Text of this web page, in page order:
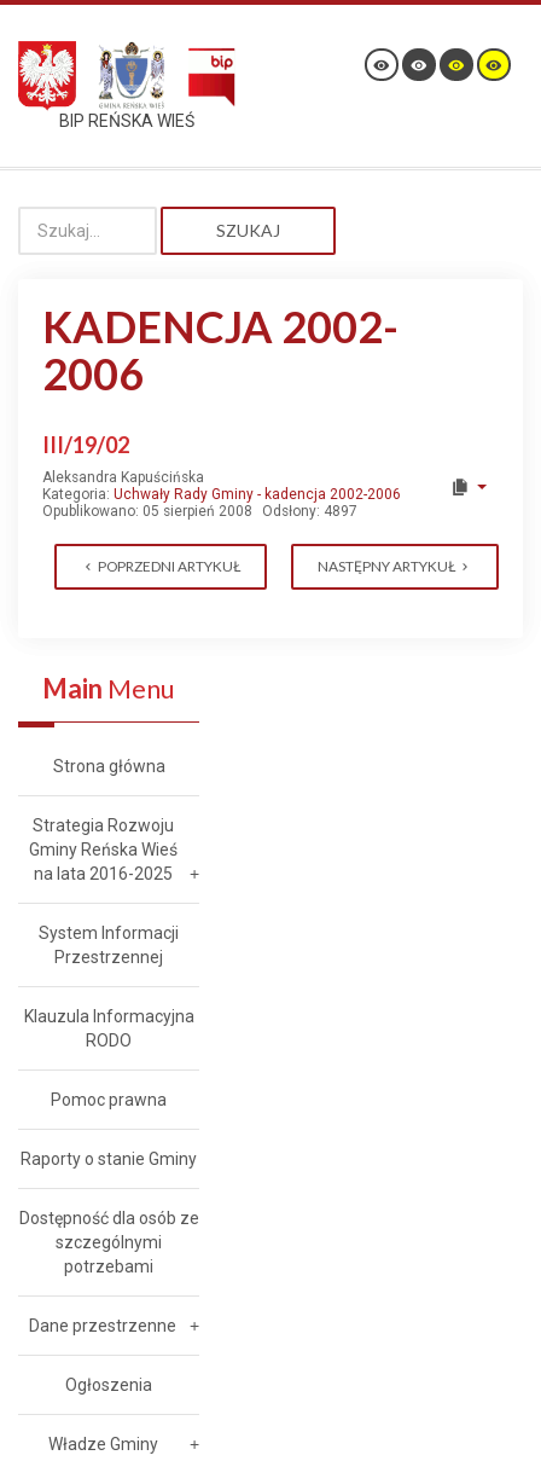
BIP REŃSKA WIEŚ
SZUKAJ
KADENCJA 2002-
2006
III/19/02
Aleksandra Kapuścińska
Kategoria: Uchwały Rady Gminy - kadencja 2002-2006
Opublikowano: 05 sierpień 2008
Odsłony: 4897
POPRZEDNI ARTYKUŁ NASTĘPNY ARTYKUŁ
Main Menu
Strona główna
Strategia Rozwoju
Gminy Reńska Wieś
na lata 2016-2025
System Informacji
Przestrzennej
Klauzula Informacyjna
RODO
Pomoc prawna
Raporty o stanie Gminy
Dostępność dla osób ze
szczególnymi
potrzebami
Dane przestrzenne
Ogłoszenia
Władze Gminy